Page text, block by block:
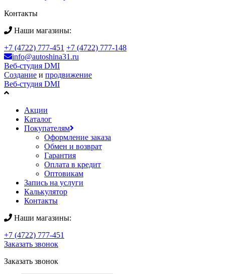
Контакты
Наши магазины:
+7 (4722) 777-451 +7 (4722) 777-148
info@autoshina31.ru
Веб-студия DMI
Создание и продвижение
Веб-студия DMI
Акции
Каталог
Покупателям
Оформление заказа
Обмен и возврат
Гарантия
Оплата в кредит
Оптовикам
Запись на услуги
Калькулятор
Контакты
Наши магазины:
+7 (4722) 777-451
Заказать звонок
Заказать звонок